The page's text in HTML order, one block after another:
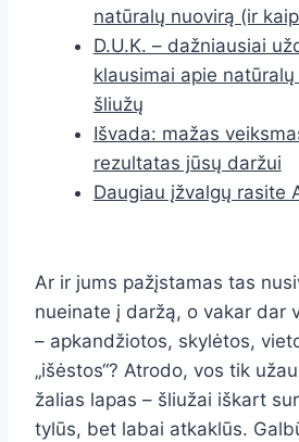
natūralų nuovirą (ir
D.U.K. – dažniausiai
klausimai apie
šliužų
Išvada: mažas
rezultatas jūsų daržui
Daugiau įžvalgų rasite
Ar ir jums pažįstamas tas
nueinate į daržą, o vakar dar
– apkandžiotos, skylėtos,
„išėstos“? Atrodo, vos tik
žalias lapas – šliužai iškart
tylūs, bet labai atkaklūs.